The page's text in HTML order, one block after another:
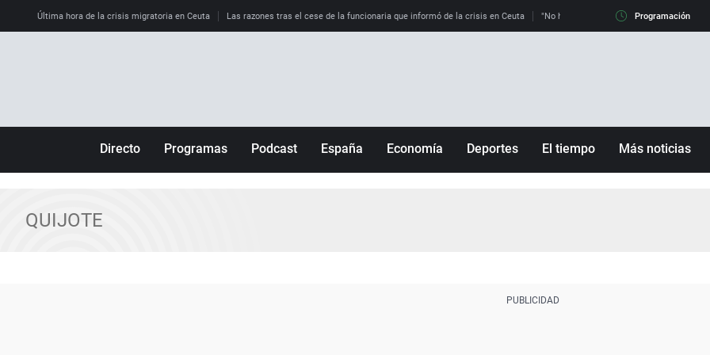
Última hora de la crisis migratoria en Ceuta Las razones tras el cese de la funcionaria que informó de la crisis en Ceuta "No hay mafias, que no nos engañen":
Programación
Directo Programas Podcast España Economía Deportes El tiempo Más noticias
QUIJOTE